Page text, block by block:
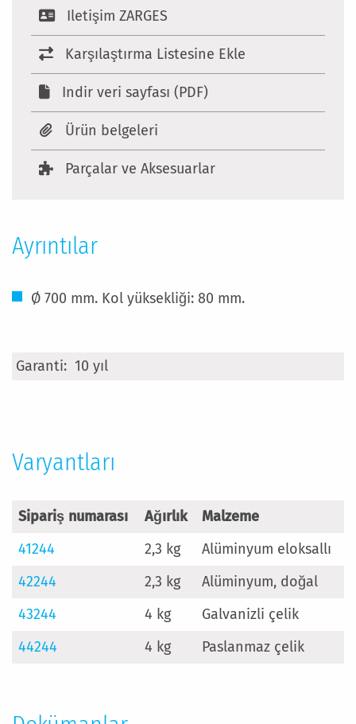
Iletişim ZARGES
Karşılaştırma Listesine Ekle
Indir veri sayfası (PDF)
Ürün belgeleri
Parçalar ve Aksesuarlar
Ayrıntılar
Ø 700 mm. Kol yüksekliği: 80 mm.
Daha
10 yıl
Varyantları
Sipariş numarası Ağırlık
Malzeme
41244
2,3 kg
Alüminyum eloksallı
42244
2,3 kg
Alüminyum, doğal
43244
4 kg
Galvanizli çelik
44244
4 kg Paslanmaz çelik